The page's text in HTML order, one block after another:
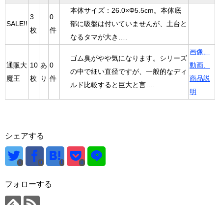
SALE!!
3
枚
0
件
本体サイズ：26.0×Φ5.5cm。本体底
部に吸盤は付いていませんが、土台と
なるタマが大き….
通販大
魔王
10
枚
あ
り
0
件
ゴム臭がやや気になります。シリーズ
の中で細い直径ですが、一般的なディ
ルド比較すると巨大と言….
画像、
動画、
商品説
明
シェアする
0 0 0
フォローする